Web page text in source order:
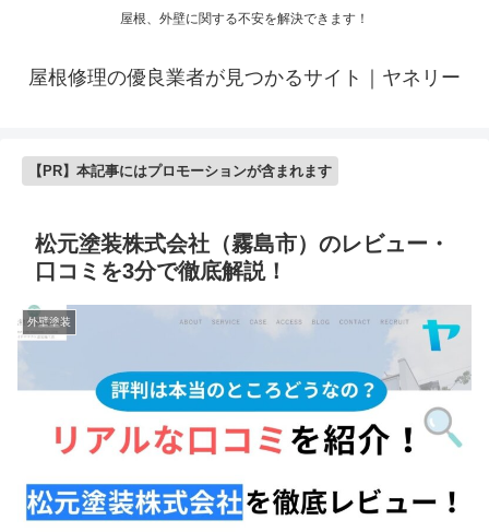
屋根、外壁に関する不安を解決できます！
屋根修理の優良業者が見つかるサイト｜ヤネリー
【PR】本記事にはプロモーションが含まれます
松元塗装株式会社（霧島市）のレビュー・
口コミを3分で徹底解説！
外壁塗装